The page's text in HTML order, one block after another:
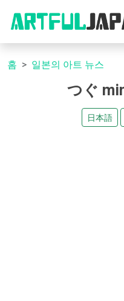
홈 일본의 아트 뉴스
つぐ
日本語